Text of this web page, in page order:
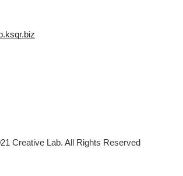
Creative Lab. All Rights Reserved